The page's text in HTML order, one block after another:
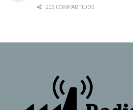
203 COMPARTIDOS